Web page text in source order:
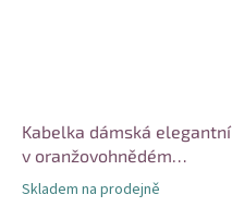
Kabelka dámská elegantní
v oranžovohnědém
odstínu
Skladem na prodejně